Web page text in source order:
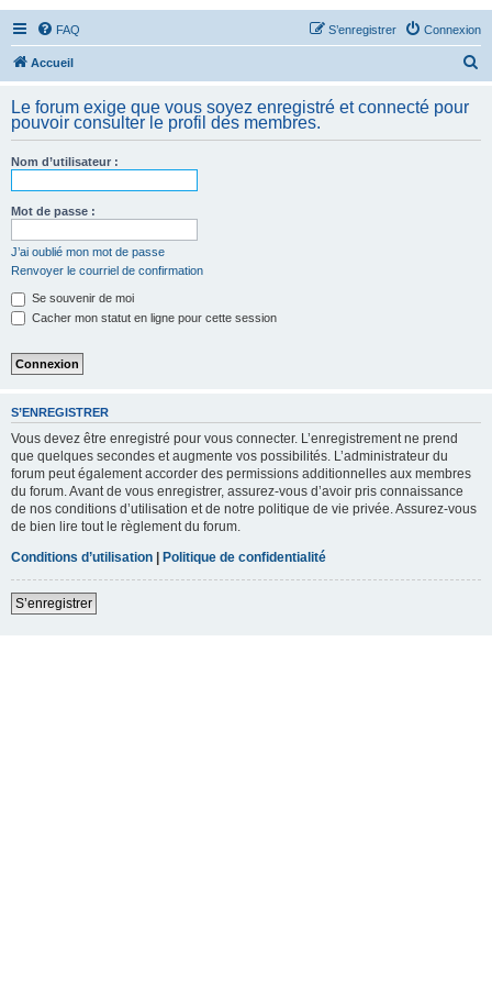
FAQ Connexion
S’enregistrer
Accueil
h
Le forum exige que vous soyez enregistré et connecté pour
pouvoir consulter le profil des membres.
Nom d’utilisateur :
Mot de passe :
J’ai oublié mon mot de passe
Renvoyer le courriel de confirmation
Se souvenir de moi
Cacher mon statut en ligne pour cette session
S’ENREGISTRER
Vous devez être enregistré pour vous connecter. L’enregistrement ne prend
que quelques secondes et augmente vos possibilités. L’administrateur du
forum peut également accorder des permissions additionnelles aux membres
du forum. Avant de vous enregistrer, assurez-vous d’avoir pris connaissance
de nos conditions d’utilisation et de notre politique de vie privée. Assurez-vous
de bien lire tout le règlement du forum.
Conditions d’utilisation | Politique de confidentialité
S’enregistrer